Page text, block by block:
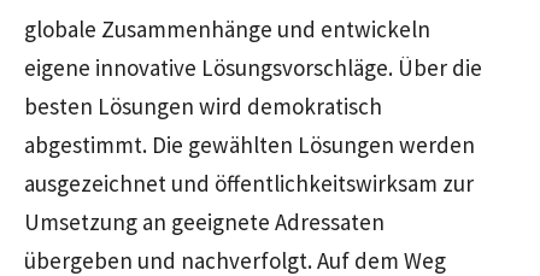
globale Zusammenhänge und entwickeln
eigene innovative Lösungsvorschläge. Über die
besten Lösungen wird demokratisch
abgestimmt. Die gewählten Lösungen werden
ausgezeichnet und öffentlichkeitswirksam zur
Umsetzung an geeignete Adressaten
übergeben und nachverfolgt. Auf dem Weg